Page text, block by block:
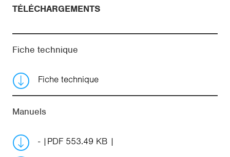
TÉLÉCHARGEMENTS
Fiche technique
Fiche technique
Manuels
-
PDF 553.49 KB